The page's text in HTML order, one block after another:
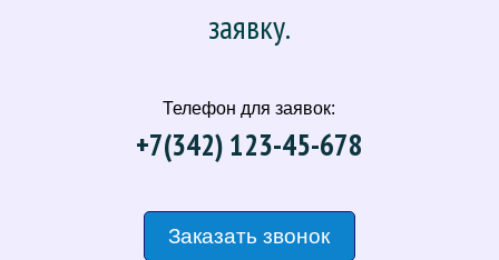
заявку.
Телефон для заявок:
+7(342) 123-45-678
Заказать звонок